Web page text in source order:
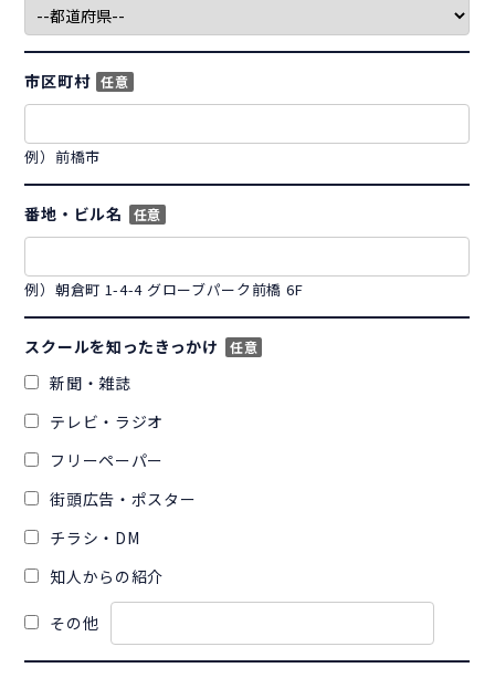
市区町村 任意
例）前橋市
番地・ビル名 任意
例）朝倉町 1-4-4 グローブパーク前橋 6F
スクールを知ったきっかけ 任意
新聞・雑誌
テレビ・ラジオ
フリーペーパー
街頭広告・ポスター
チラシ・DM
知人からの紹介
その他